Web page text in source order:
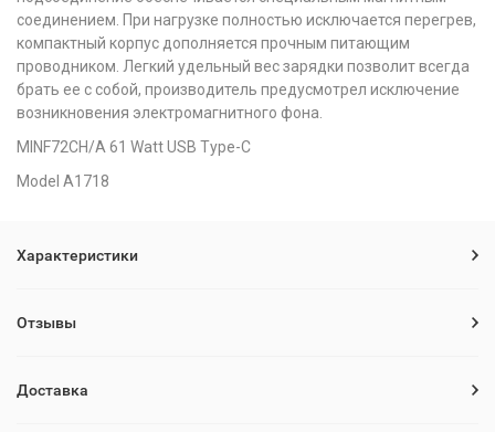
соединением. При нагрузке полностью исключается перегрев,
компактный корпус дополняется прочным питающим
проводником. Легкий удельный вес зарядки позволит всегда
брать ее с собой, производитель предусмотрел исключение
возникновения электромагнитного фона.
MINF72CH/A 61 Watt USB Type-C
Model A1718
Характеристики
Отзывы
Доставка